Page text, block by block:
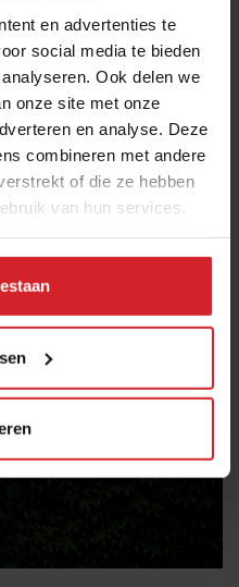
en advertenties te
social media te bieden
Ook delen we
onze site met onze
en analyse. Deze
combineren met andere
of die ze hebben
van hun services.
in Parijs
geselecteerd door